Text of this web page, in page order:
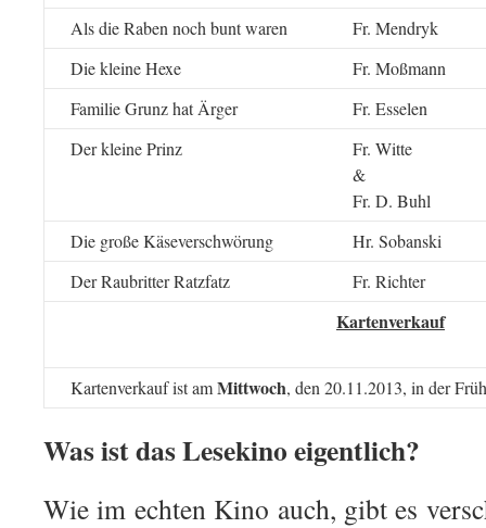
Als die Raben noch bunt waren
Fr. Mendryk
Die kleine Hexe
Fr. Moßmann
Familie Grunz hat Ärger
Fr. Esselen
Der kleine Prinz
Fr. Witte
&
Fr. D. Buhl
Die große Käseverschwörung
Hr. Sobanski
Der Raubritter Ratzfatz
Fr. Richter
Kartenverkauf
Kartenverkauf ist amMittwoch, den 20.11.2013, in der
Was ist das Lesekino eigentlich?
Wie im echten Kino auch, gibt es